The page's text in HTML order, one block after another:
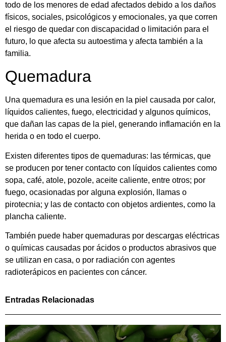
todo de los menores de edad afectados debido a los daños
físicos, sociales, psicológicos y emocionales, ya que corren
el riesgo de quedar con discapacidad o limitación para el
futuro, lo que afecta su autoestima y afecta también a la
familia.
Quemadura
Una quemadura es una lesión en la piel causada por calor,
líquidos calientes, fuego, electricidad y algunos químicos,
que dañan las capas de la piel, generando inflamación en la
herida o en todo el cuerpo.
Existen diferentes tipos de quemaduras: las térmicas, que
se producen por tener contacto con líquidos calientes como
sopa, café, atole, pozole, aceite caliente, entre otros; por
fuego, ocasionadas por alguna explosión, llamas o
pirotecnia; y las de contacto con objetos ardientes, como la
plancha caliente.
También puede haber quemaduras por descargas eléctricas
o químicas causadas por ácidos o productos abrasivos que
se utilizan en casa, o por radiación con agentes
radioterápicos en pacientes con cáncer.
Entradas Relacionadas